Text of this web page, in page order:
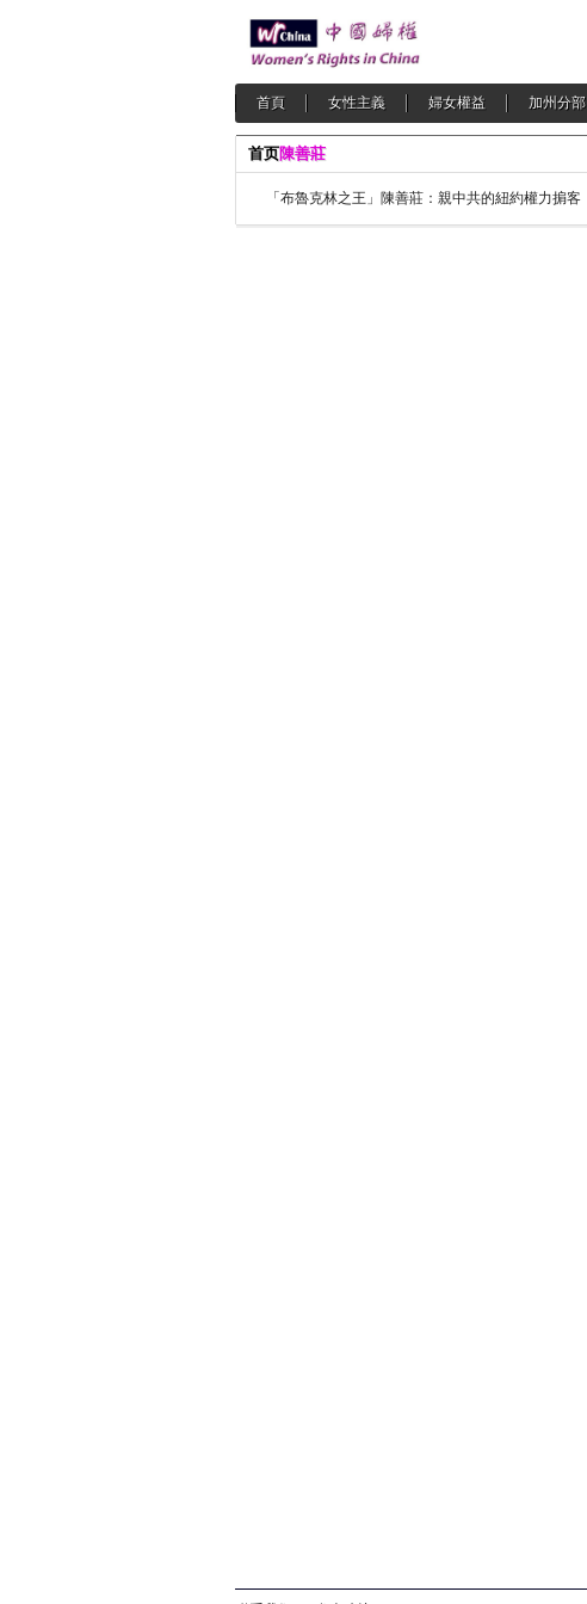
首頁 女性主義 婦女權益 加州分部
首页陳善莊
「布魯克林之王」陳善莊：親中共的紐約權力掮客